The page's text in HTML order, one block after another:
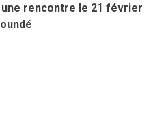
rencontre le 21 février